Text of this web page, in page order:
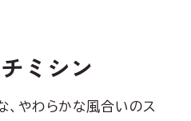
ミシン
、やわらかな風合いのス